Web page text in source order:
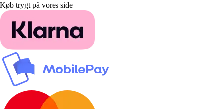
Køb trygt på vores side